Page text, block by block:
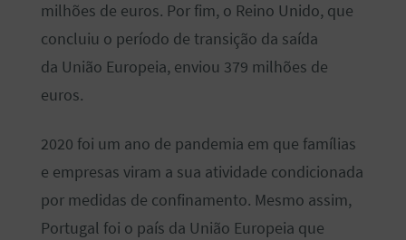
milhões de euros. Por fim, o Reino Unido, que
concluiu o período de transição da saída
da União Europeia, enviou 379 milhões de
euros.
2020 foi um ano de pandemia em que famílias
e empresas viram a sua atividade condicionada
por medidas de confinamento. Mesmo assim,
Portugal foi o país da União Europeia que